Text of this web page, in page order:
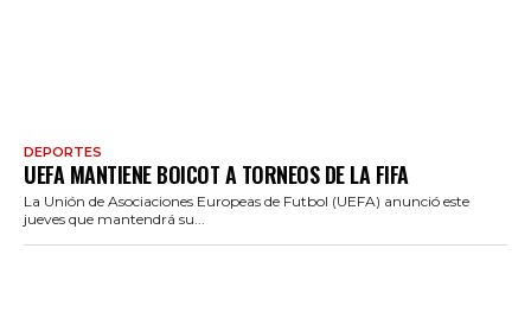
DEPORTES
UEFA MANTIENE BOICOT A TORNEOS DE LA FIFA
La Unión de Asociaciones Europeas de Futbol (UEFA) anunció este
jueves que mantendrá su...